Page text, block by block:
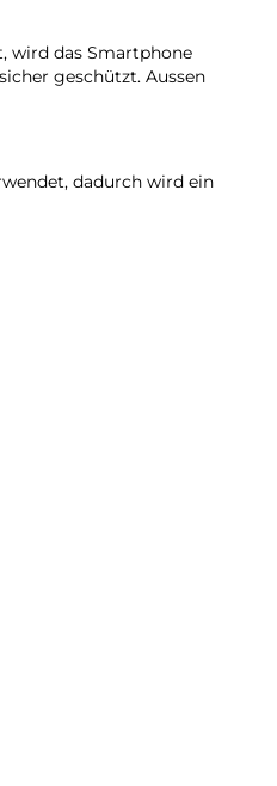
wird das Smartphone
geschützt. Aussen
dadurch wird ein